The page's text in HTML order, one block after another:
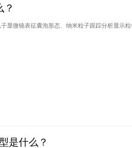
？
显微镜表征囊泡形态、纳米粒子跟踪分析显示
是什么？